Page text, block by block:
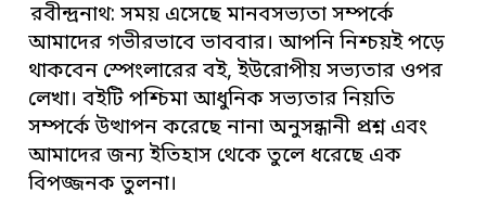
রবীন্দ্রনাথ: সময় এসেছে মানবসভ্যতা সম্পর্কে
আমাদের গভীরভাবে ভাববার। আপনি নিশ্চয়ই পড়ে
থাকবেন স্পেংলারের বই, ইউরোপীয় সভ্যতার ওপর
লেখা। বইটি পশ্চিমা আধুনিক সভ্যতার নিয়তি
সম্পর্কে উত্থাপন করেছে নানা অনুসন্ধানী প্রশ্ন এবং
আমাদের জন্য ইতিহাস থেকে তুলে ধরেছে এক
বিপজ্জনক তুলনা।